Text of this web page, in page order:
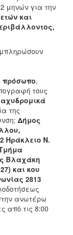
μηνών για την
και
πρόσωπο,
τους
της
Δήμος
Ηράκλειο Ν.
Βλαχάκη
και κου
2813
ανωτέρω
από τις 8:00